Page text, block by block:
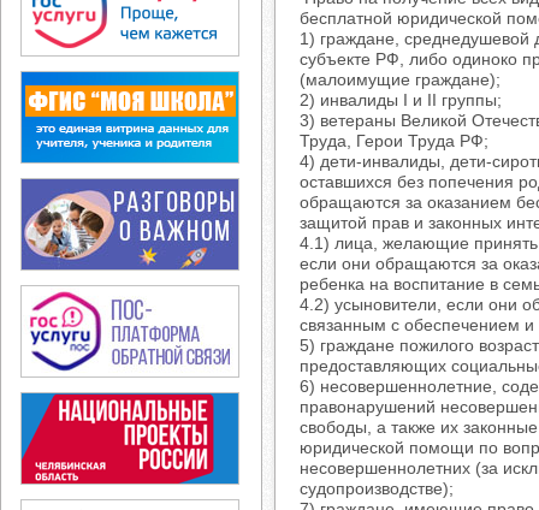
бесплатной юридической
1) граждане, среднедушевой
субъекте РФ, либо одиноко
(малоимущие граждане);
2) инвалиды I и II группы;
3) ветераны Великой
Труда, Герои Труда РФ;
4) дети-инвалиды, дети-
оставшихся без попечения
обращаются за оказанием
защитой прав и законных
4.1) лица, желающие принять
если они обращаются за
ребенка на воспитание в
4.2) усыновители, если они
связанным с обеспечением
5) граждане пожилого
предоставляющих
6) несовершеннолетние,
правонарушений
свободы, а также их
юридической помощи по
несовершеннолетних (за
судопроизводстве);